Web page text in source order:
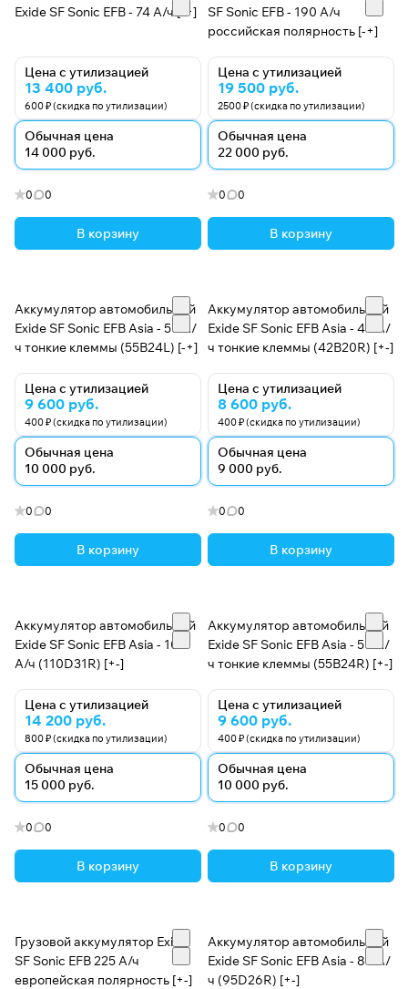
также для железнодорожной, горнодобывающей и
Наш научно-исследовательский центр, основанный
в 1976 году, считается одним из ведущих в мире
исследовательских центров по аккумуляторным
батареям и признан Департаментом научных и
промышленных исследований Министерства науки и
технологий правительства Индии.
Признанием нашего стремления к качеству стала
сертификация по стандарту ISO 9001 немецкой
сертификат ISO 14001, подтверждающий
экологичность наших производственных процессов.
Наше автомобильное подразделение
Сотрудничество с Furukuwa (Япония) и East Penn
Manufacturing (США) обеспечивает Exide глобальное
измерение производственных возможностей.
Сертификация продукции Underwriter's Laboratories
Inc. в США предоставляется по запросу.
Компания Exide располагает 11 производственными
всей стране. Эти предприятия обслуживают
широкий спектр областей применения, включая
мобильность, резервное электропитание,
телекоммуникации, железные дороги,
инфраструктуру и возобновляемые источники
энергии.
У Exide есть дочерние компании в Великобритании,
Сингапуре и Шри-Ланке, а ее экспорт охватывает 60
стран на шести континентах, и список зарубежных
Компания Exide гордится своим более чем 60-
исследований и разработок, а также производства в
7 полевых условиях как традиционных, так и VRLA-
конструкций.
Exide SF Sonic EFB - 74 А/ч [-+]
Цена с утилизацией
13 400 руб.
600 ₽ (скидка по утилизации)
Обычная цена
14 000 руб.
0 0
В корзину
SF Sonic EFB - 190 А/ч
российская полярность [-+]
Цена с утилизацией
19 500 руб.
2500 ₽ (скидка по утилизации)
Обычная цена
22 000 руб.
0 0
В корзину
Аккумулятор автомобильный
Exide SF Sonic EFB Asia - 50 А/
ч тонкие клеммы (55B24L) [-+]
Цена с утилизацией
9 600 руб.
400 ₽ (скидка по утилизации)
Обычная цена
10 000 руб.
0 0
В корзину
Аккумулятор автомобильный
Exide SF Sonic EFB Asia - 40 А/
ч тонкие клеммы (42B20R) [+-]
Цена с утилизацией
8 600 руб.
400 ₽ (скидка по утилизации)
Обычная цена
9 000 руб.
0 0
В корзину
Аккумулятор автомобильный
Exide SF Sonic EFB Asia - 100
А/ч (110D31R) [+-]
Цена с утилизацией
14 200 руб.
800 ₽ (скидка по утилизации)
Обычная цена
15 000 руб.
0 0
В корзину
Аккумулятор автомобильный
Exide SF Sonic EFB Asia - 50 А/
ч тонкие клеммы (55B24R) [+-]
Цена с утилизацией
9 600 руб.
400 ₽ (скидка по утилизации)
Обычная цена
10 000 руб.
0 0
В корзину
Грузовой аккумулятор Exide
SF Sonic EFB 225 А/ч
европейская полярность [+-]
Аккумулятор автомобильный
Exide SF Sonic EFB Asia - 80 А/
ч (95D26R) [+-]